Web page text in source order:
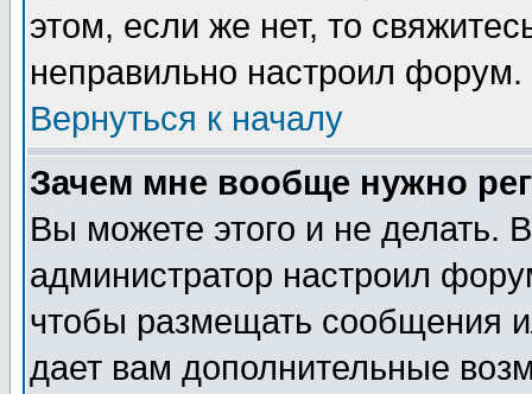
этом, если же нет, то
неправильно настроил форум.
Вернуться к началу
Зачем мне вообще нужно
Вы можете этого и не делать.
администратор настроил
чтобы размещать сообщения
дает вам дополнительные